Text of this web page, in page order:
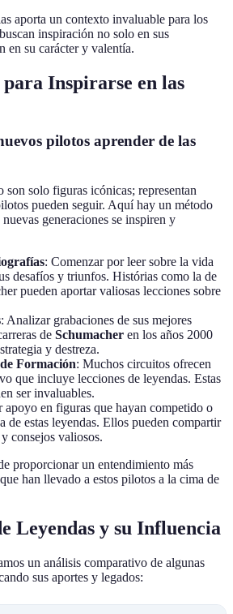
aporta un contexto invaluable para los
inspiración no solo en sus
en su carácter y valentía.
Inspirarse en las
pilotos aprender de las
son solo figuras icónicas; representan
pueden seguir. Aquí hay un método
generaciones se inspiren y
: Comenzar por leer sobre la vida
desafíos y triunfos. Histórias como la de
pueden aportar valiosas lecciones sobre
: Analizar grabaciones de sus mejores
de Schumacher en los años 2000
y destreza.
Formación: Muchos circuitos ofrecen
que incluye lecciones de leyendas. Estas
ser invaluables.
apoyo en figuras que hayan competido o
de estas leyendas. Ellos pueden compartir
consejos valiosos.
proporcionar un entendimiento más
han llevado a estos pilotos a la cima de
Leyendas y su Influencia
un análisis comparativo de algunas
sus aportes y legados: